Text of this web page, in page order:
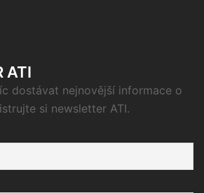
ATI
dostávat nejnovější informace o
si newsletter ATI.